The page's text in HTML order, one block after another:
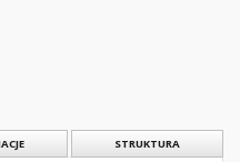
STRUKTURA